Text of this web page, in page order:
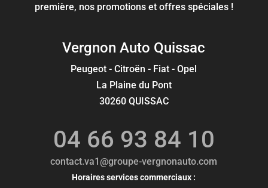
première, nos promotions et offres spéciales !
Vergnon Auto Quissac
Peugeot - Citroën - Fiat - Opel
La Plaine du Pont
30260 QUISSAC
04 66 93 84 10
contact.va1@groupe-vergnonauto.com
Horaires services commerciaux :